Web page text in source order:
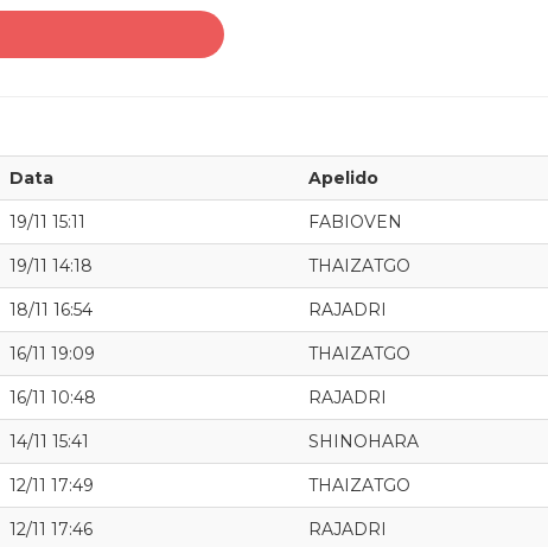
Data Apelido
19/11 15:11 FABIOVEN
19/11 14:18 THAIZATGO
18/11 16:54 RAJADRI
16/11 19:09 THAIZATGO
16/11 10:48 RAJADRI
14/11 15:41 SHINOHARA
12/11 17:49 THAIZATGO
12/11 17:46 RAJADRI